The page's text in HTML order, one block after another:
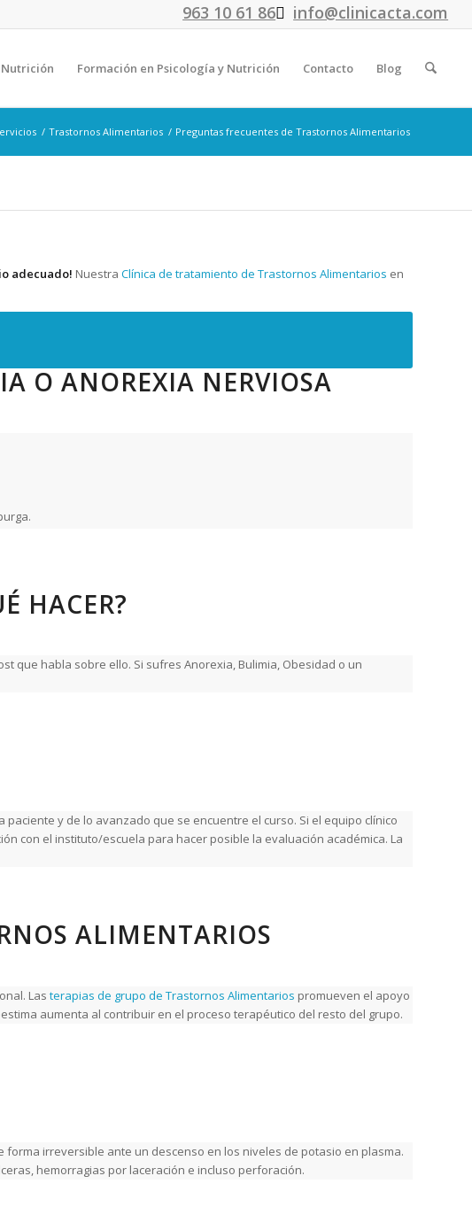
963 10 61 86 info@clinicacta.com
Formación en Psicología y Nutrición Contacto Blog
/ Trastornos Alimentarios / Preguntas frecuentes de Trastornos Alimentarios
adecuado! Nuestra Clínica de tratamiento de Trastornos Alimentarios en
O ANOREXIA NERVIOSA
HACER?
que habla sobre ello. Si sufres Anorexia, Bulimia, Obesidad o un
y de lo avanzado que se encuentre el curso. Si el equipo clínico
con el instituto/escuela para hacer posible la evaluación académica. La
ALIMENTARIOS
Las terapias de grupo de Trastornos Alimentarios promueven el apoyo
aumenta al contribuir en el proceso terapéutico del resto del grupo.
irreversible ante un descenso en los niveles de potasio en plasma.
hemorragias por laceración e incluso perforación.